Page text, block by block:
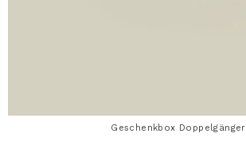
Geschenkbox Doppelgänger